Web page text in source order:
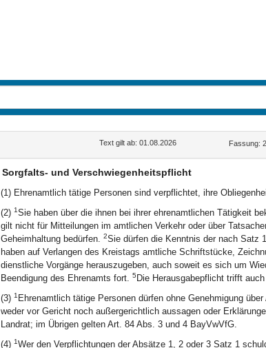
Text gilt ab: 01.08.2026 Fassung:
Sorgfalts- und Verschwiegenheitspflicht
(1) Ehrenamtlich tätige Personen sind verpflichtet, ihre
(2) 1Sie haben über die ihnen bei ihrer ehrenamtlichen Tätigkeit
gilt nicht für Mitteilungen im amtlichen Verkehr oder über
Geheimhaltung bedürfen. 2Sie dürfen die Kenntnis der nach Satz
haben auf Verlangen des Kreistags amtliche Schriftstücke,
dienstliche Vorgänge herauszugeben, auch soweit es sich um
Beendigung des Ehrenamts fort. 5 Die Herausgabepflicht trifft
(3) 1 Ehrenamtlich tätige Personen dürfen ohne Genehmigung
weder vor Gericht noch außergerichtlich aussagen oder
Landrat; im Übrigen gelten Art. 84 Abs. 3 und 4 BayVwVfG.
(4) 1Wer den Verpflichtungen der Absätze 1, 2 oder 3 Satz 1